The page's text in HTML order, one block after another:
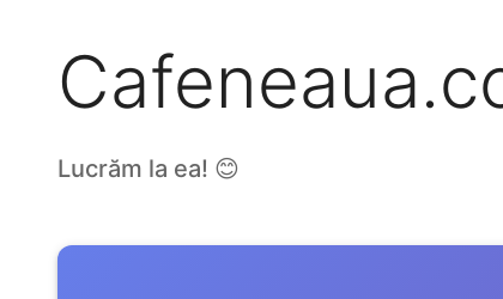
Lucrăm la ea! 😊